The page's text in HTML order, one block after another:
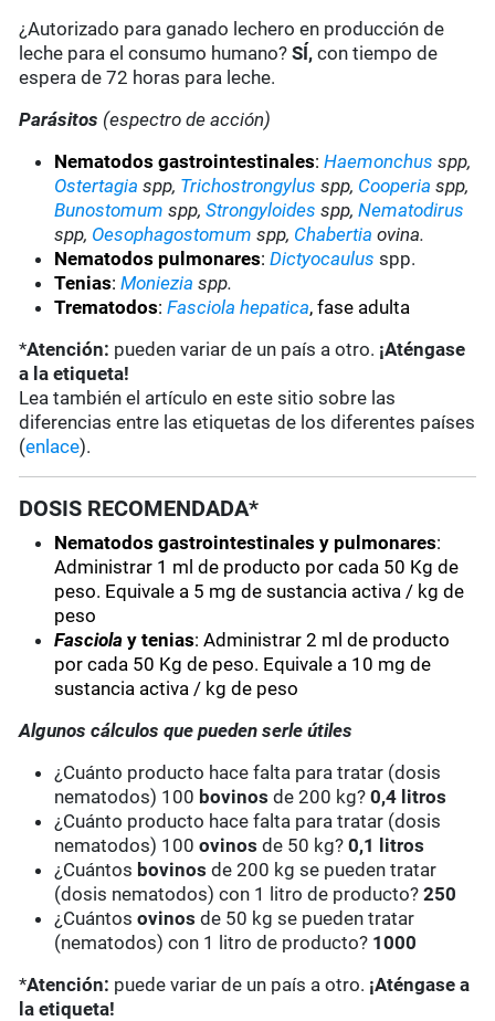
¿Autorizado para ganado lechero en producción de
leche para el consumo humano?SÍ,con tiempo de
espera de 72 horas para leche.
Parásitos (espectro de acción)
Nematodos gastrointestinales:Haemonchus spp,
Ostertagia spp, Trichostrongylus spp, Cooperia spp,
Bunostomum spp,Strongyloides spp,Nematodirus
spp, Oesophagostomum spp, Chabertia ovina.
Nematodos pulmonares:Dictyocaulus spp.
Tenias:Moniezia spp.
Trematodos:Fasciola hepatica, fase adulta
*Atención: pueden variar de un país a otro. ¡Aténgase
a la etiqueta!
Lea también el artículo en este sitio sobre las
diferencias entre las etiquetas de los diferentes países
(enlace).
DOSIS RECOMENDADA*
Nematodos gastrointestinales y pulmonares:
Administrar 1 ml de producto por cada 50 Kg de
peso. Equivale a 5 mg de sustancia activa / kg de
peso
Fasciolay tenias: Administrar 2 ml de producto
por cada 50 Kg de peso. Equivale a 10 mg de
sustancia activa / kg de peso
Algunos cálculos que pueden serle útiles
¿Cuánto producto hace falta para tratar (dosis
nematodos) 100 bovinos de 200 kg? 0,4 litros
¿Cuánto producto hace falta para tratar (dosis
nematodos) 100ovinos de 50 kg? 0,1 litros
¿Cuántos bovinos de 200 kg se pueden tratar
(dosis nematodos) con 1 litro de producto?250
¿Cuántosovinos de 50 kg se pueden tratar
(nematodos) con 1 litro de producto? 1000
*Atención: puede variar de un país a otro. ¡Aténgase a
la etiqueta!